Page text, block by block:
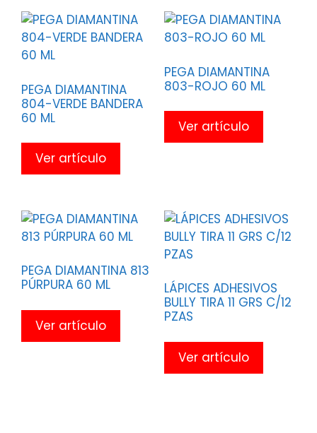
PEGA DIAMANTINA
804-VERDE BANDERA
60 ML
Ver artículo
PEGA DIAMANTINA
803-ROJO 60 ML
Ver artículo
PEGA DIAMANTINA 813
PÚRPURA 60 ML
Ver artículo
LÁPICES ADHESIVOS
BULLY TIRA 11 GRS C/12
PZAS
Ver artículo